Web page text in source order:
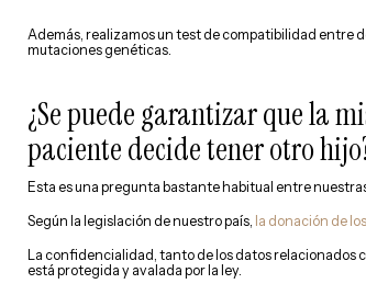
Además, realizamos un test de compatibilidad entre
mutaciones genéticas.
¿Se puede garantizar que la
paciente decide tener otro
Esta es una pregunta bastante habitual entre
Según la legislación de nuestro país, la donación de
La confidencialidad, tanto de los datos relacionados
está protegida y avalada por la ley.